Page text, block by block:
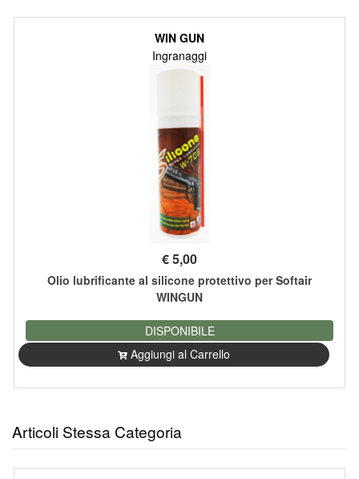
WIN GUN
Ingranaggi
€5,00
Olio lubrificante al silicone protettivo per Softair
WINGUN
DISPONIBILE
Aggiungi al Carrello
Articoli Stessa Categoria